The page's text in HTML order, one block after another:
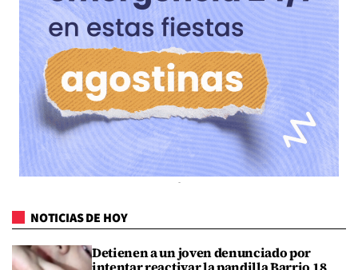
NOTICIAS DE HOY
Detienen a un joven denunciado por
intentar reactivar la pandilla Barrio 18